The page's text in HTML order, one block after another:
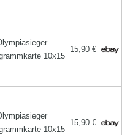
10x15
15,90 €
10x15
15,90 €